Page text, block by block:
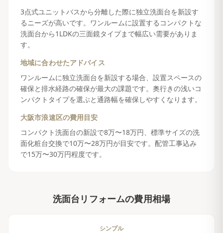
3点式ユニットバスから分離した際に独立洗面台を新設す
るニーズが高いです。ワンルームに設置するコンパクトな
洗面台から1LDKの三面鏡タイプまで幅広い需要がありま
す。
地域に合わせたアドバイス
ワンルームに独立洗面台を新設する場合、設置スペースの
確保と排水経路の確保が最大の課題です。奥行きの浅いコ
ンパクトタイプを選ぶと通路幅を確保しやすくなります。
大阪市浪速区の費用目安
コンパクト洗面台の新設で8万〜18万円、標準サイズの洗
面化粧台交換で10万〜28万円が目安です。配管工事込み
で15万〜30万円程度です。
洗面台リフォームの費用相場
シンプル